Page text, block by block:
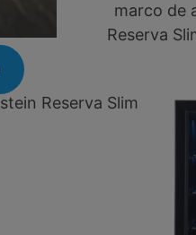
marco de
Reserva